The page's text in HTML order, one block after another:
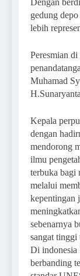
gedung
lebih
Peresmian
Muhamad
Kepala
dengan
mendorong
ilmu
terbuka bagi
melalui
kepentingan
sebenarnya
sangat tinggi
Di indonesia
berbanding